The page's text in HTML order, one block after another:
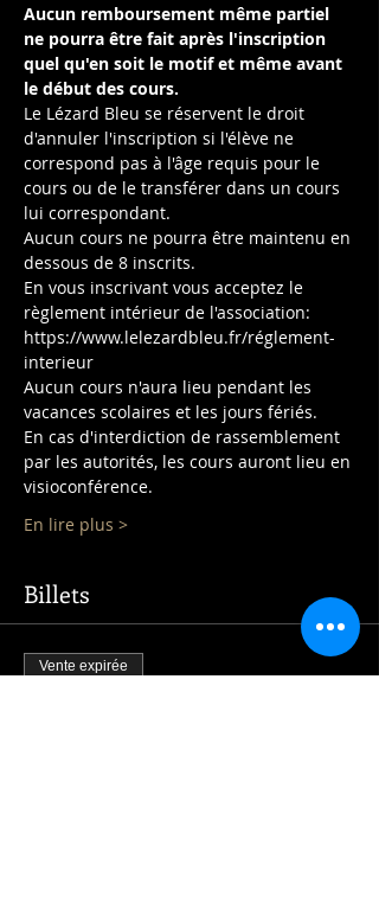
Aucun remboursement même partiel
ne pourra être fait après l'inscription
quel qu'en soit le motif et même avant
le début des cours.
Le Lézard Bleu se réservent le droit
d'annuler l'inscription si l'élève ne
correspond pas à l'âge requis pour le
cours ou de le transférer dans un cours
lui correspondant.
Aucun cours ne pourra être maintenu en
dessous de 8 inscrits.
En vous inscrivant vous acceptez le
règlement intérieur de l'association:
https://www.lelezardbleu.fr/réglement-
interieur
Aucun cours n'aura lieu pendant les
vacances scolaires et les jours fériés.
En cas d'interdiction de rassemblement
par les autorités, les cours auront lieu en
visioconférence.
En lire plus >
Billets
Vente expirée